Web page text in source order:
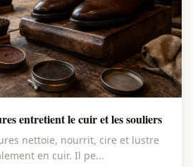
entretient le cuir et les souliers
nettoie, nourrit, cire et lustre
en cuir. Il pe...